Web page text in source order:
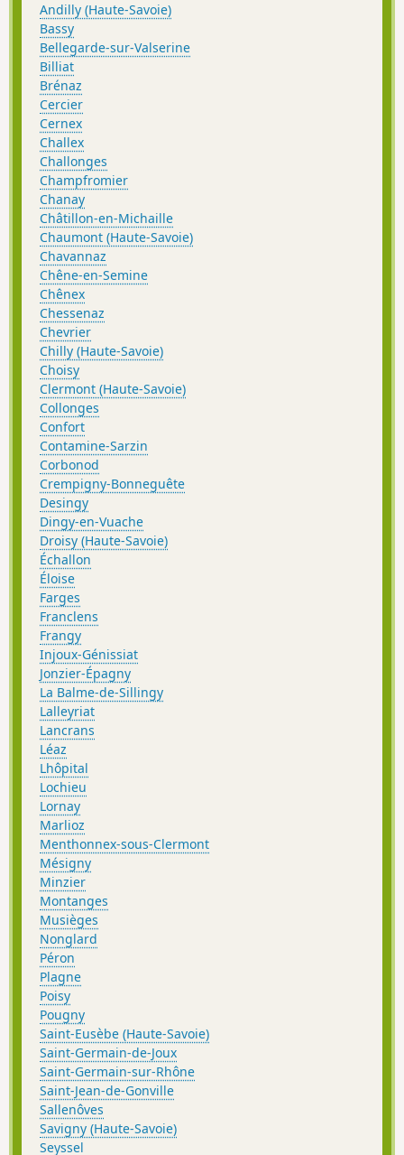
Andilly (Haute-Savoie)
Bassy
Bellegarde-sur-Valserine
Billiat
Brénaz
Cercier
Cernex
Challex
Challonges
Champfromier
Chanay
Châtillon-en-Michaille
Chaumont (Haute-Savoie)
Chavannaz
Chêne-en-Semine
Chênex
Chessenaz
Chevrier
Chilly (Haute-Savoie)
Choisy
Clermont (Haute-Savoie)
Collonges
Confort
Contamine-Sarzin
Corbonod
Crempigny-Bonneguête
Desingy
Dingy-en-Vuache
Droisy (Haute-Savoie)
Échallon
Éloise
Farges
Franclens
Frangy
Injoux-Génissiat
Jonzier-Épagny
La Balme-de-Sillingy
Lalleyriat
Lancrans
Léaz
Lhôpital
Lochieu
Lornay
Marlioz
Menthonnex-sous-Clermont
Mésigny
Minzier
Montanges
Musièges
Nonglard
Péron
Plagne
Poisy
Pougny
Saint-Eusèbe (Haute-Savoie)
Saint-Germain-de-Joux
Saint-Germain-sur-Rhône
Saint-Jean-de-Gonville
Sallenôves
Savigny (Haute-Savoie)
Seyssel